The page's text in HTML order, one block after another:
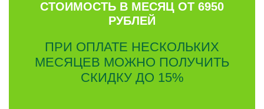
СТОИМОСТЬ В МЕСЯЦ ОТ 6950
РУБЛЕЙ
ПРИ ОПЛАТЕ НЕСКОЛЬКИХ
МЕСЯЦЕВ МОЖНО ПОЛУЧИТЬ
СКИДКУ ДО 15%